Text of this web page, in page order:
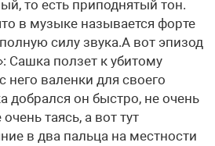
то есть приподнятый тон.
в музыке называется форте
силу звука.А вот эпизод
Сашка ползет к убитому
него валенки для своего
добрался он быстро, не очень
таясь, а вот тут
в два пальца на местности